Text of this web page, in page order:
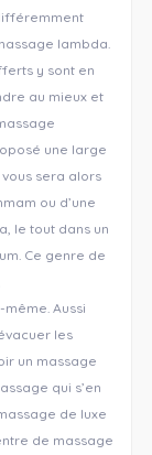
lambda.
y sont en
au mieux et
une large
sera alors
ou d’une
le tout dans un
Ce genre de
Aussi
les
un massage
qui s’en
de luxe
de massage